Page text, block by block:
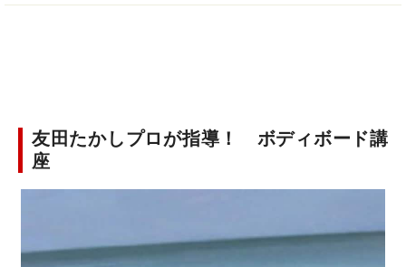
友田たかしプロが指導！ ボディボード講
座